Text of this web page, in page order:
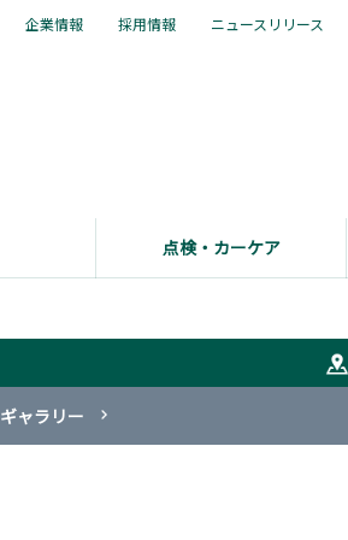
点検・カーケア
企業情報 採用情報 ニュースリリース
ギャラリー